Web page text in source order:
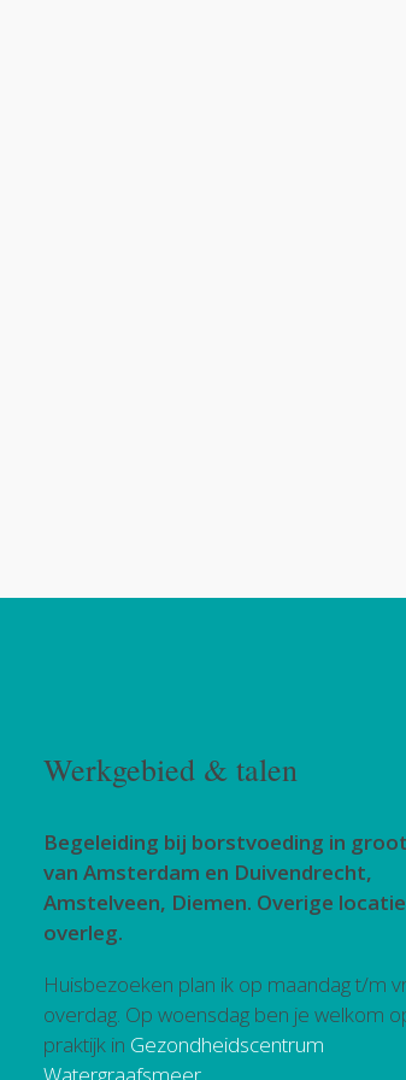
Werkgebied & talen
Begeleiding bij borstvoeding in
van Amsterdam en Duivendrecht,
Amstelveen, Diemen. Overige
overleg.
Huisbezoeken plan ik op maandag t/m
overdag. Op woensdag ben je welkom
praktijk in Gezondheidscentrum